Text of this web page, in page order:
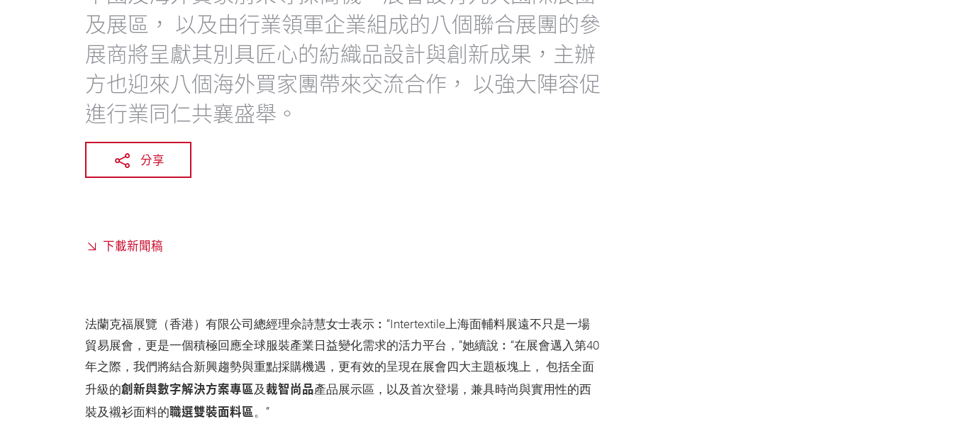
及展區， 以及由行業領軍企業組成的八個聯合展團的參
展商將呈獻其別具匠心的紡織品設計與創新成果，主辦
方也迎來八個海外買家團帶來交流合作， 以強大陣容促
進行業同仁共襄盛舉。
分享
下載新聞稿
法蘭克福展覽（香港）有限公司總經理佘詩慧女士表示︰“Intertextile上海面輔料展遠不只是一場
貿易展會，更是一個積極回應全球服裝產業日益變化需求的活力平台，”她續說︰“在展會邁入第40
年之際，我們將結合新興趨勢與重點採購機遇，更有效的呈現在展會四大主題板塊上， 包括全面
升級的創新與數字解決方案專區及裁智尚品產品展示區，以及首次登場，兼具時尚與實用性的西
裝及襯衫面料的職選雙裝面料區。”